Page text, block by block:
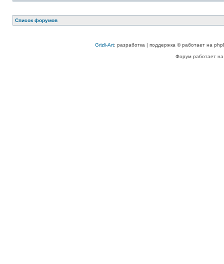
Список форумов
Grizli-Art: разработка | поддержка © работает на
Форум работает